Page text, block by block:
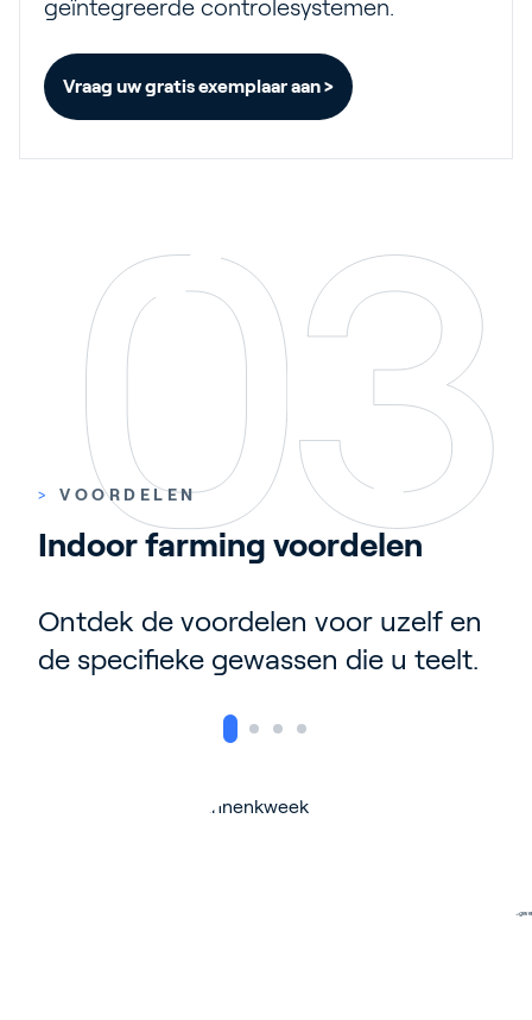
geïntegreerde controlesystemen.
Vraag uw gratis exemplaar aan >
> VOORDELEN
Indoor farming voordelen
Ontdek de voordelen voor uzelf en
de specifieke gewassen die u teelt.